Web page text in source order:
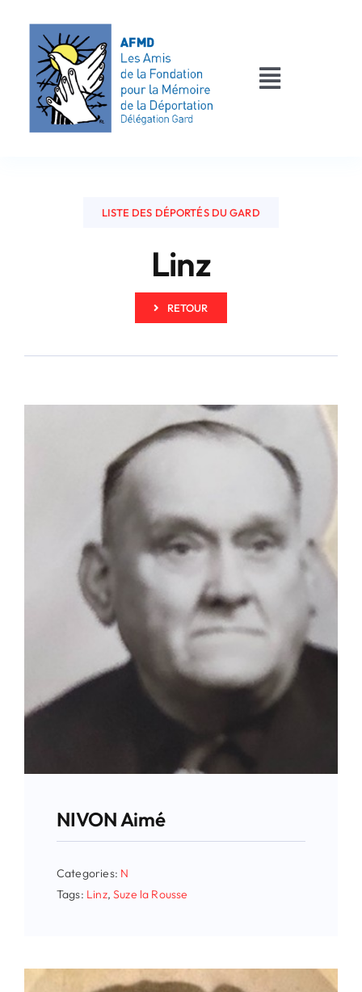
contenu
Toggle
AFMD 30
LISTE DES DÉPORTÉS DU GARD
Linz
RETOUR
NIVON Aimé
Categories: N
Tags: Linz,Suze la Rousse